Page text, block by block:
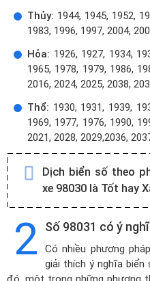
Thủy: 1944, 1945, 1952,
1983, 1996, 1997, 2004,
Hỏa: 1926, 1927, 1934,
1965, 1978, 1979, 1986,
2016, 2024, 2025, 2038,
Thổ: 1930, 1931, 1939,
1969, 1977, 1976, 1990,
2021, 2028, 2029,2036,
Dịch biển số theo
xe 98030 là Tốt hay
2 Số 98031 có ý
Có nhiều phương
giải thích ý nghĩa biển